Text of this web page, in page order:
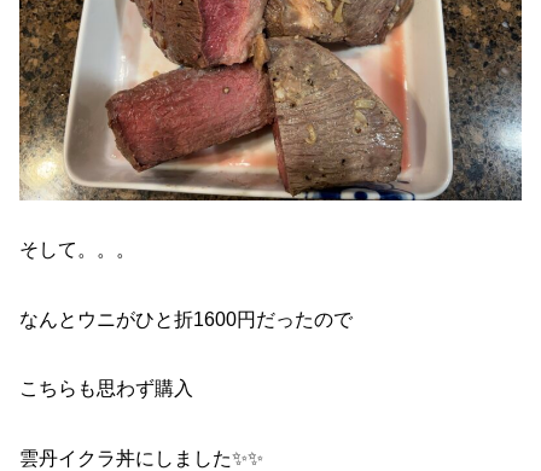
そして。。。
なんとウニがひと折1600円だったので
こちらも思わず購入
雲丹イクラ丼にしました✨✨